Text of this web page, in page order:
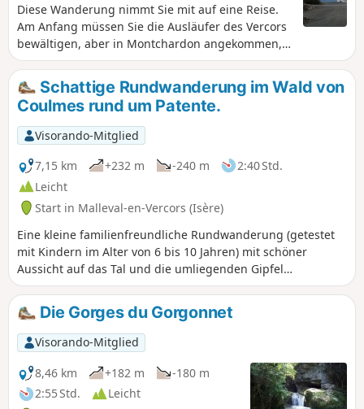
Diese Wanderung nimmt Sie mit auf eine Reise.
Am Anfang müssen Sie die Ausläufer des Vercors
bewältigen, aber in Montchardon angekommen,
sind Sie in Tibet. Unternehmen Sie diese
Wanderung am besten an einem Sonntag, damit
Sie das Zentrum für Tibetische Studien besuchen
können.
Schattige Rundwanderung im Wald von
Coulmes rund um Patente.
Visorando-Mitglied
7,15 km
+232 m -240 m
2:40 Std.
Leicht
Start in Malleval-en-Vercors (Isère)
Eine kleine familienfreundliche Rundwanderung (getestet
mit Kindern im Alter von 6 bis 10 Jahren) mit schöner
Aussicht auf das Tal und die umliegenden Gipfel
(Aussichtspunkt in der Nähe des Startpunkts), gut
beschattet und kühl. Viele Blumen und Schmetterlinge
sowie Erdbeeren und Waldhimbeeren zur richtigen
Jahreszeit.
Die Gorges du Gorgonnet
Visorando-Mitglied
8,46 km
+182 m
-180 m
2:55 Std.
Leicht